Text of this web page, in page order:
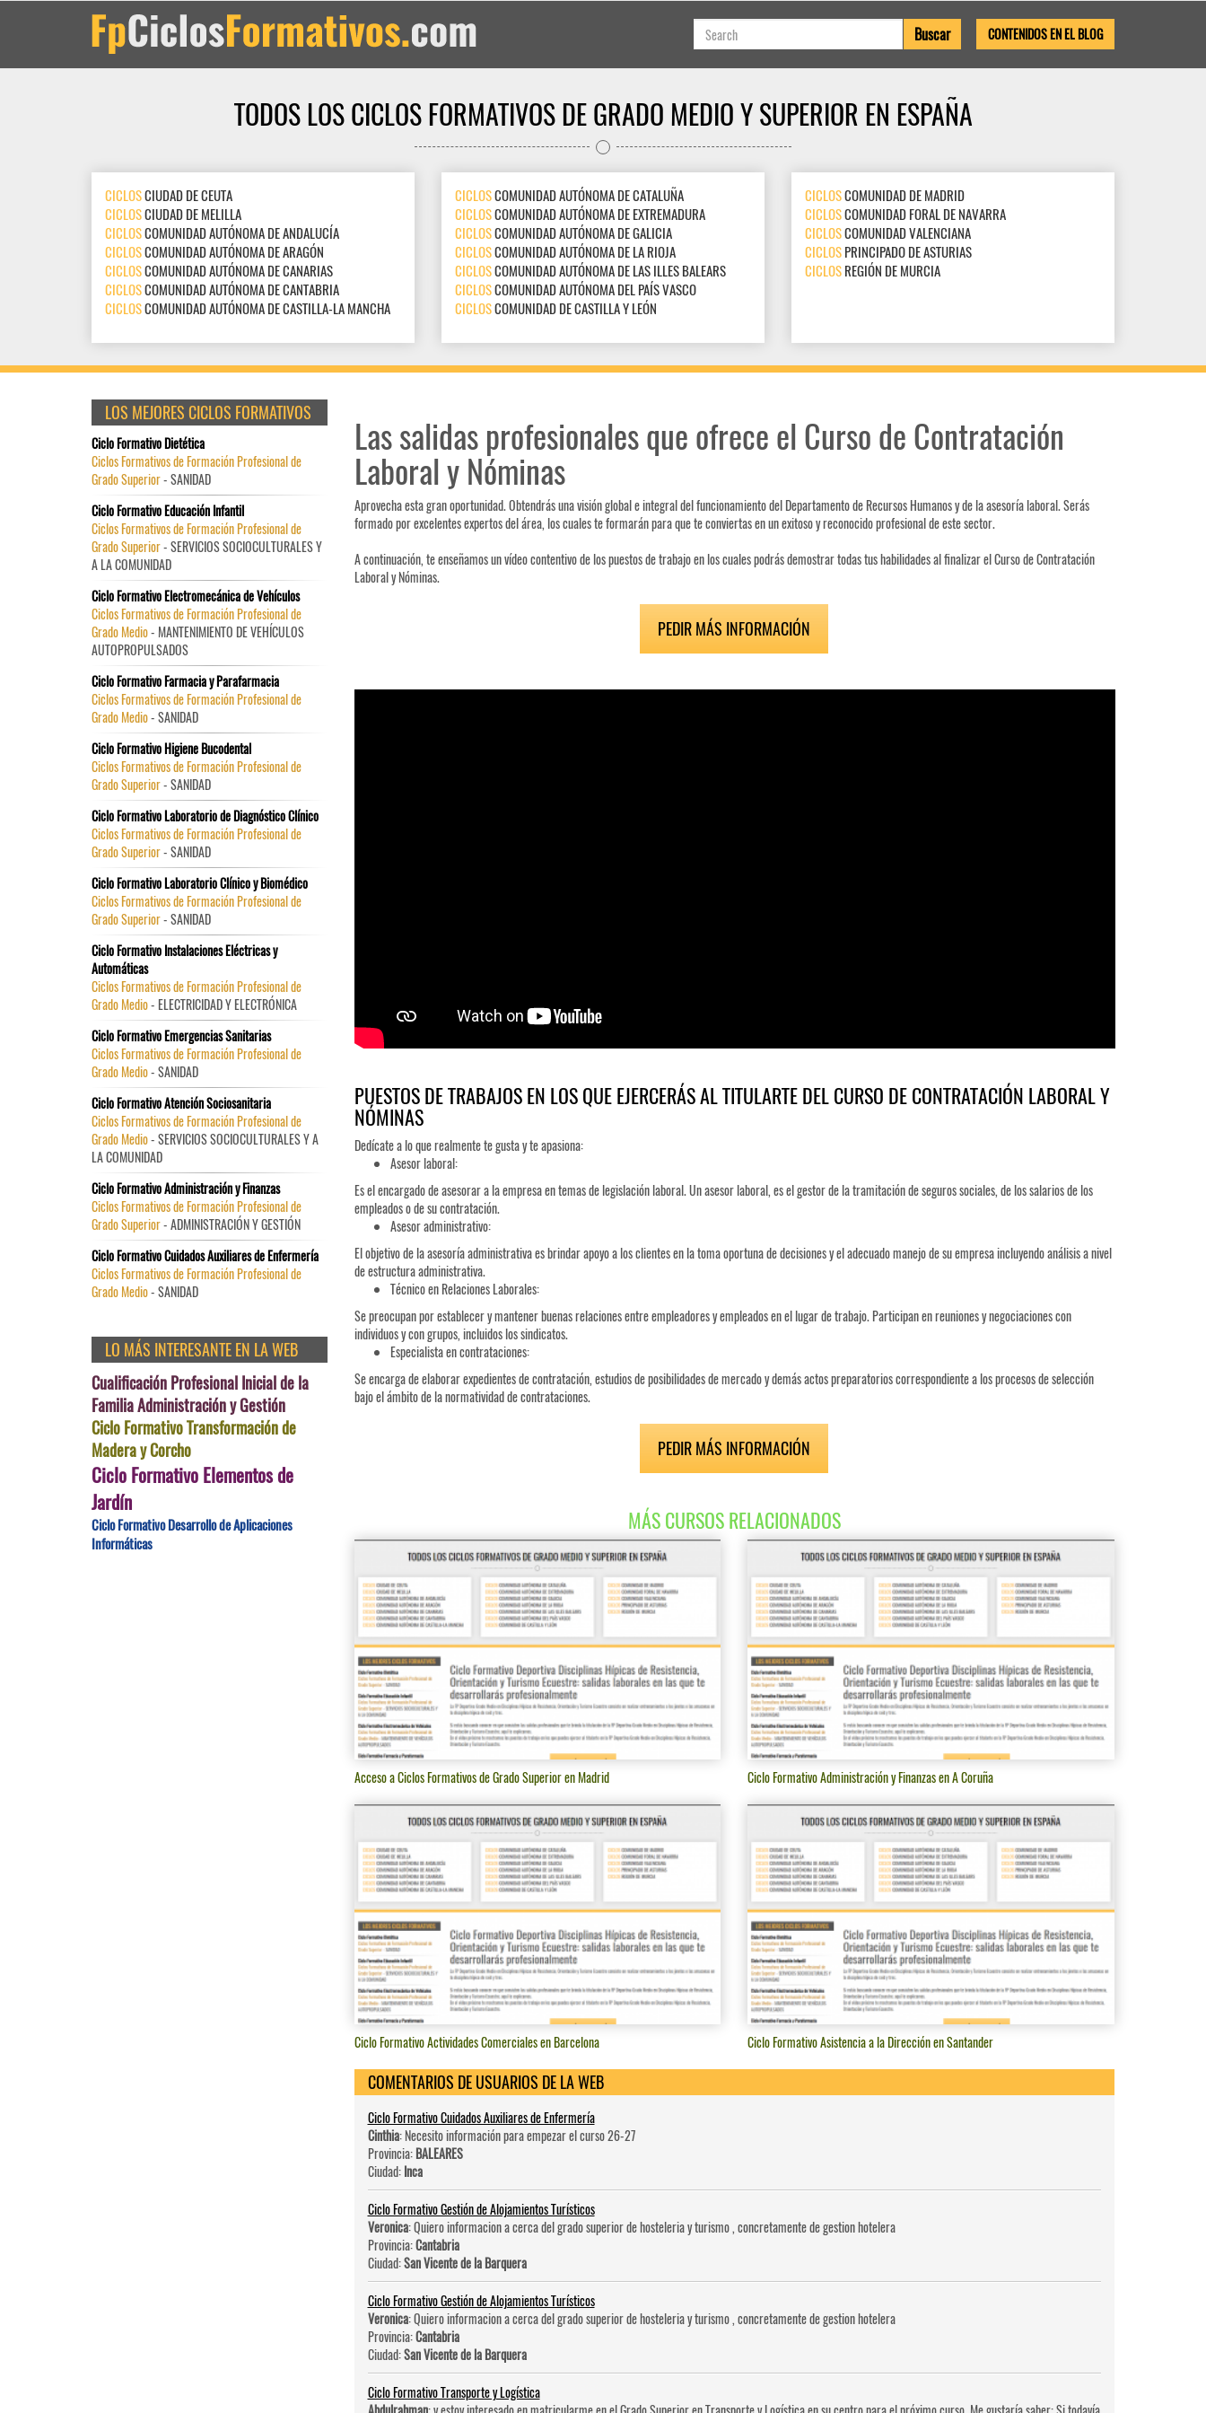
CONTENIDOS EN EL BLOG
TODOS LOS CICLOS FORMATIVOS DE GRADO MEDIO Y SUPERIOR EN ESPAÑA
CICLOSCIUDAD DE CEUTA
CICLOSCIUDAD DE MELILLA
CICLOSCOMUNIDAD AUTÓNOMA DE ANDALUCÍA
CICLOSCOMUNIDAD AUTÓNOMA DE ARAGÓN
CICLOSCOMUNIDAD AUTÓNOMA DE CANARIAS
CICLOSCOMUNIDAD AUTÓNOMA DE CANTABRIA
CICLOSCOMUNIDAD AUTÓNOMA DE CASTILLA-LA MANCHA
CICLOSCOMUNIDAD AUTÓNOMA DE CATALUÑA
CICLOSCOMUNIDAD AUTÓNOMA DE EXTREMADURA
CICLOSCOMUNIDAD AUTÓNOMA DE GALICIA
CICLOSCOMUNIDAD AUTÓNOMA DE LA RIOJA
CICLOSCOMUNIDAD AUTÓNOMA DE LAS ILLES BALEARS
CICLOSCOMUNIDAD AUTÓNOMA DEL PAÍS VASCO
CICLOSCOMUNIDAD DE CASTILLA Y LEÓN
CICLOSCOMUNIDAD DE MADRID
CICLOSCOMUNIDAD FORAL DE NAVARRA
CICLOSCOMUNIDAD VALENCIANA
CICLOSPRINCIPADO DE ASTURIAS
CICLOSREGIÓN DE MURCIA
Las salidas profesionales que ofrece el Curso de Contratación
Laboral y Nóminas
Aprovecha esta gran oportunidad. Obtendrás una visión global e integral del funcionamiento del Departamento de Recursos Humanos y de la asesoría laboral. Serás
formado por excelentes expertos del área, los cuales te formarán para que te conviertas en un exitoso y reconocido profesional de este sector.
A continuación, te enseñamos un vídeo contentivo de los puestos de trabajo en los cuales podrás demostrar todas tus habilidades al finalizar el Curso de Contratación
Laboral y Nóminas.
PEDIR MÁS INFORMACIÓN
PUESTOS DE TRABAJOS EN LOS QUE EJERCERÁS AL TITULARTE DEL CURSO DE CONTRATACIÓN LABORAL Y
NÓMINAS
Dedícate a lo que realmente te gusta y te apasiona:
Asesor laboral:
Es el encargado de asesorar a la empresa en temas de legislación laboral. Un asesor laboral, es el gestor de la tramitación de seguros sociales, de los salarios de los
empleados o de su contratación.
Asesor administrativo:
El objetivo de la asesoría administrativa es brindar apoyo a los clientes en la toma oportuna de decisiones y el adecuado manejo de su empresa incluyendo análisis a nivel
de estructura administrativa.
Técnico en Relaciones Laborales:
Se preocupan por establecer y mantener buenas relaciones entre empleadores y empleados en el lugar de trabajo. Participan en reuniones y negociaciones con
individuos y con grupos, incluidos los sindicatos.
Especialista en contrataciones:
Se encarga de elaborar expedientes de contratación, estudios de posibilidades de mercado y demás actos preparatorios correspondiente a los procesos de selección
bajo el ámbito de la normatividad de contrataciones.
PEDIR MÁS INFORMACIÓN
MÁS CURSOS RELACIONADOS
Acceso a Ciclos Formativos de Grado Superior en Madrid Ciclo Formativo Administración y Finanzas en A Coruña
Ciclo Formativo Actividades Comerciales en Barcelona Ciclo Formativo Asistencia a la Dirección en Santander
COMENTARIOS DE USUARIOS DE LA WEB
Ciclo Formativo Cuidados Auxiliares de Enfermería
Cinthia: Necesito información para empezar el curso 26-27
Provincia:BALEARES
Ciudad:Inca
Ciclo Formativo Gestión de Alojamientos Turísticos
Veronica: Quiero informacion a cerca del grado superior de hosteleri­a y turismo , concretamente de gestion hotelera
Provincia:Cantabria
Ciudad:San Vicente de la Barquera
Ciclo Formativo Gestión de Alojamientos Turísticos
Veronica: Quiero informacion a cerca del grado superior de hosteleri­a y turismo , concretamente de gestion hotelera
Provincia:Cantabria
Ciudad:San Vicente de la Barquera
Ciclo Formativo Transporte y Logística
LOS MEJORES CICLOS FORMATIVOS
Ciclo Formativo Dietética
Ciclos Formativos de Formación Profesional de
Grado Superior- SANIDAD
Ciclo Formativo Educación Infantil
Ciclos Formativos de Formación Profesional de
Grado Superior- SERVICIOS SOCIOCULTURALES Y
A LA COMUNIDAD
Ciclo Formativo Electromecánica de Vehículos
Ciclos Formativos de Formación Profesional de
Grado Medio- MANTENIMIENTO DE VEHÍCULOS
AUTOPROPULSADOS
Ciclo Formativo Farmacia y Parafarmacia
Ciclos Formativos de Formación Profesional de
Grado Medio- SANIDAD
Ciclo Formativo Higiene Bucodental
Ciclos Formativos de Formación Profesional de
Grado Superior- SANIDAD
Ciclo Formativo Laboratorio de Diagnóstico Clínico
Ciclos Formativos de Formación Profesional de
Grado Superior- SANIDAD
Ciclo Formativo Laboratorio Clínico y Biomédico
Ciclos Formativos de Formación Profesional de
Grado Superior- SANIDAD
Ciclo Formativo Instalaciones Eléctricas y
Automáticas
Ciclos Formativos de Formación Profesional de
Grado Medio- ELECTRICIDAD Y ELECTRÓNICA
Ciclo Formativo Emergencias Sanitarias
Ciclos Formativos de Formación Profesional de
Grado Medio- SANIDAD
Ciclo Formativo Atención Sociosanitaria
Ciclos Formativos de Formación Profesional de
Grado Medio- SERVICIOS SOCIOCULTURALES Y A
LA COMUNIDAD
Ciclo Formativo Administración y Finanzas
Ciclos Formativos de Formación Profesional de
Grado Superior- ADMINISTRACIÓN Y GESTIÓN
Ciclo Formativo Cuidados Auxiliares de Enfermería
Ciclos Formativos de Formación Profesional de
Grado Medio- SANIDAD
LO MÁS INTERESANTE EN LA WEB
Cualificación Profesional Inicial de la
Familia Administración y Gestión
Ciclo Formativo Transformación de
Madera y Corcho
Ciclo Formativo Elementos de
Jardín
Ciclo Formativo Desarrollo de Aplicaciones
Informáticas